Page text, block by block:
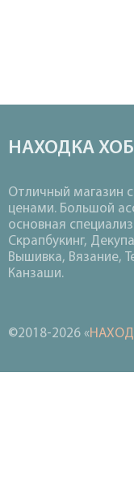
НАХОДКА
Отличный магазин
ценами. Большой
основная
Скрапбукинг,
Вышивка, Вязание,
Канзаши.
©2018-2026 «